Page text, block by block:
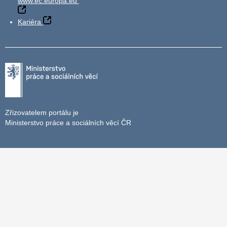
Kariéra
Zřizovatelem portálu je
Ministerstvo práce a sociálních věcí ČR